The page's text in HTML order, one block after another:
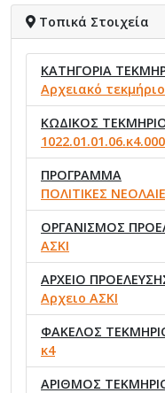
Τοπικά Στοιχεία
ΚΑΤΗΓΟΡΙΑ
Αρχειακό τεκμήριο
ΚΩΔΙΚΟΣ
ΠΡΟΓΡΑΜΜΑ
ΠΟΛΙΤΙΚΕΣ
ΟΡΓΑΝΙΣΜΟΣ
ΑΣΚΙ
ΑΡΧΕΙΟ
Αρχειο ΑΣΚΙ
ΦΑΚΕΛΟΣ
κ4
ΑΡΙΘΜΟΣ